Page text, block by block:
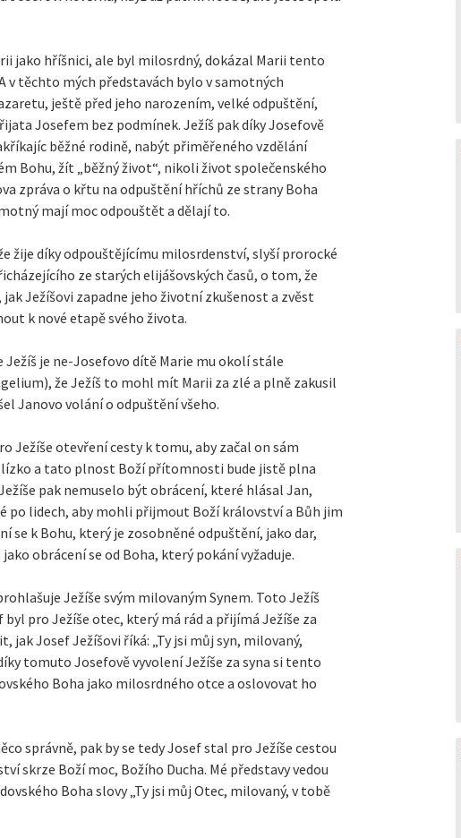
jako hříšnici, ale byl milosrdný, dokázal Marii tento
v těchto mých představách bylo v samotných
ještě před jeho narozením, velké odpuštění,
Josefem bez podmínek. Ježíš pak díky Josefově
běžné rodině, nabýt přiměřeného vzdělání
Bohu, žít „běžný život“, nikoli život společenského
zpráva o křtu na odpuštění hříchů ze strany Boha
mají moc odpouštět a dělají to.
žije díky odpouštějícímu milosrdenství, slyší prorocké
ze starých elijášovských časů, o tom, že
Ježíšovi zapadne jeho životní zkušenost a zvěst
k nové etapě svého života.
Ježíš je ne-Josefovo dítě Marie mu okolí stále
že Ježíš to mohl mít Marii za zlé a plně zakusil
Janovo volání o odpuštění všeho.
Ježíše otevření cesty k tomu, aby začal on sám
a tato plnost Boží přítomnosti bude jistě plna
pak nemuselo být obrácení, které hlásal Jan,
po lidech, aby mohli přijmout Boží království a Bůh jim
se k Bohu, který je zosobněné odpuštění, jako dar,
obrácení se od Boha, který pokání vyžaduje.
Ježíše svým milovaným Synem. Toto Ježíš
pro Ježíše otec, který má rád a přijímá Ježíše za
jak Josef Ježíšovi říká: „Ty jsi můj syn, milovaný,
tomuto Josefově vyvolení Ježíše za syna si tento
Boha jako milosrdného otce a oslovovat ho
správně, pak by se tedy Josef stal pro Ježíše cestou
skrze Boží moc, Božího Ducha. Mé představy vedou
Boha slovy „Ty jsi můj Otec, milovaný, v tobě